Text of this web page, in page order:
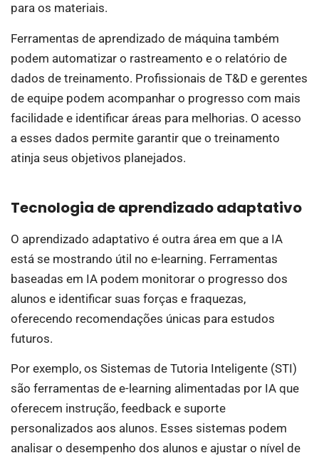
para os materiais.
Ferramentas de aprendizado de máquina também
podem automatizar o rastreamento e o relatório de
dados de treinamento. Profissionais de T&D e gerentes
de equipe podem acompanhar o progresso com mais
facilidade e identificar áreas para melhorias. O acesso
a esses dados permite garantir que o treinamento
atinja seus objetivos planejados.
Tecnologia de aprendizado adaptativo
O aprendizado adaptativo é outra área em que a IA
está se mostrando útil no e-learning. Ferramentas
baseadas em IA podem monitorar o progresso dos
alunos e identificar suas forças e fraquezas,
oferecendo recomendações únicas para estudos
futuros.
Por exemplo, os Sistemas de Tutoria Inteligente (STI)
são ferramentas de e-learning alimentadas por IA que
oferecem instrução, feedback e suporte
personalizados aos alunos. Esses sistemas podem
analisar o desempenho dos alunos e ajustar o nível de